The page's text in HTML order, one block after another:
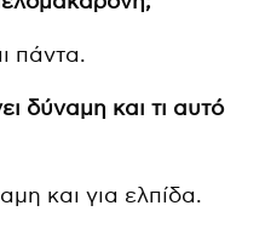
πάντα.
δύναμη και τι αυτό
και για ελπίδα.